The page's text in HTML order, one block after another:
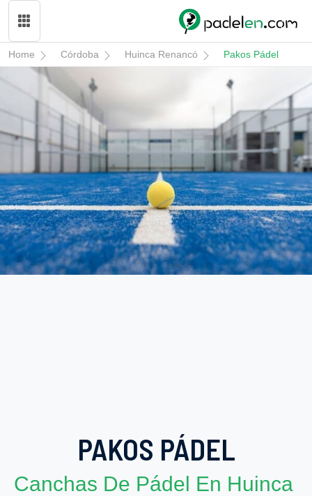
Home Córdoba Huinca Renancó Pakos Pádel
PAKOS PÁDEL
Canchas De Pádel En Huinca